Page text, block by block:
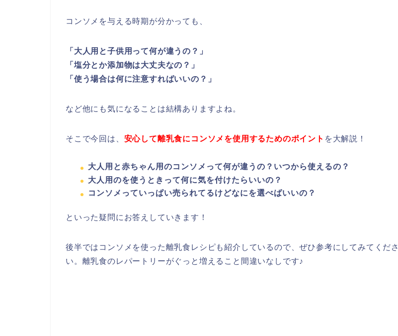
コンソメを与える時期が分かっても、
「大人用と子供用って何が違うの？」
「塩分とか添加物は大丈夫なの？」
「使う場合は何に注意すればいいの？」
など他にも気になることは結構ありますよね。
そこで今回は、 安心して離乳食にコンソメを使用するためのポイント を大解説！
大人用と赤ちゃん用のコンソメって何が違うの？いつから使えるの？
大人用のを使うときって何に気を付けたらいいの？
コンソメっていっぱい売られてるけどなにを選べばいいの？
といった疑問にお答えしていきます！
後半ではコンソメを使った離乳食レシピも紹介しているので、ぜひ参考にしてみてくださ
い。離乳食のレパートリーがぐっと増えること間違いなしです♪